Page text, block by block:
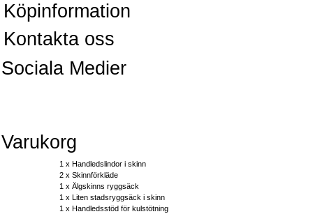
Köpinformation
Kontakta oss
Sociala Medier
Varukorg
1 x Handledslindor i skinn
2 x Skinnförkläde
1 x Älgskinns ryggsäck
1 x
Liten stadsryggsäck i skinn
1 x Handledsstöd för kulstötning